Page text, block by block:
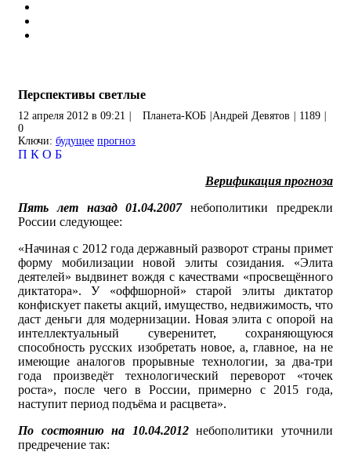
Перспективы светлые
12 апреля 2012 в 09:21 Планета-КОБ Андрей Девятов 1189
0
Ключи: будущее прогноз
П К О Б
Верификация прогноза
Пять лет назад 01.04.2007небополитики предрекли
России следующее:
«Начиная с 2012 года державный разворот страны примет
форму мобилизации новой элиты созидания. «Элита
деятелей» выдвинет вождя с качествами «просвещённого
диктатора». У «оффшорной» старой элиты диктатор
конфискует пакеты акций, имущество, недвижимость, что
даст деньги для модернизации. Новая элита с опорой на
интеллектуальный суверенитет, сохраняющуюся
способность русских изобретать новое, а, главное, на не
имеющие аналогов прорывные технологии, за два-три
года произведёт технологический переворот «точек
роста», после чего в России, примерно с 2015 года,
наступит период подъёма и расцвета».
По состоянию на 10.04.2012небополитики уточнили
предречение так: